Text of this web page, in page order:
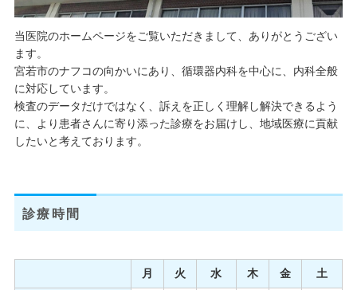
当医院のホームページをご覧いただきまして、ありがとうござい
ます。
宮若市のナフコの向かいにあり、循環器内科を中心に、内科全般
に対応しています。
検査のデータだけではなく、訴えを正しく理解し解決できるよう
に、より患者さんに寄り添った診療をお届けし、地域医療に貢献
したいと考えております。
診療時間
月 火 水 木 金 土